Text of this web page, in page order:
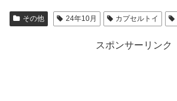
その他 24年10月 カプセルトイ
スポンサーリンク